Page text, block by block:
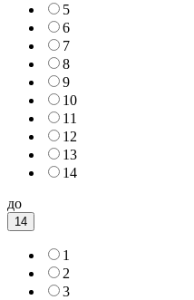
5
6
7
8
9
10
11
12
13
14
до
14
1
2
3